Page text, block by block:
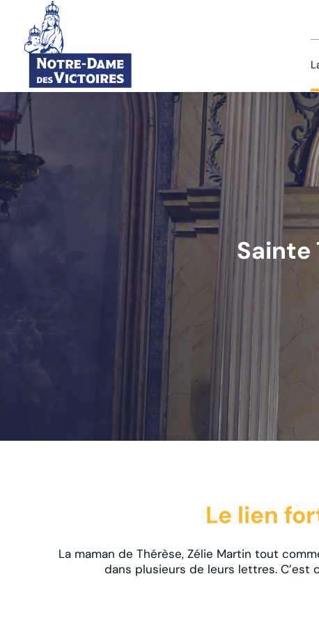
Sainte
Le lien
La maman de Thérèse, Zélie Martin tout
dans plusieurs de leurs lettres. C’est